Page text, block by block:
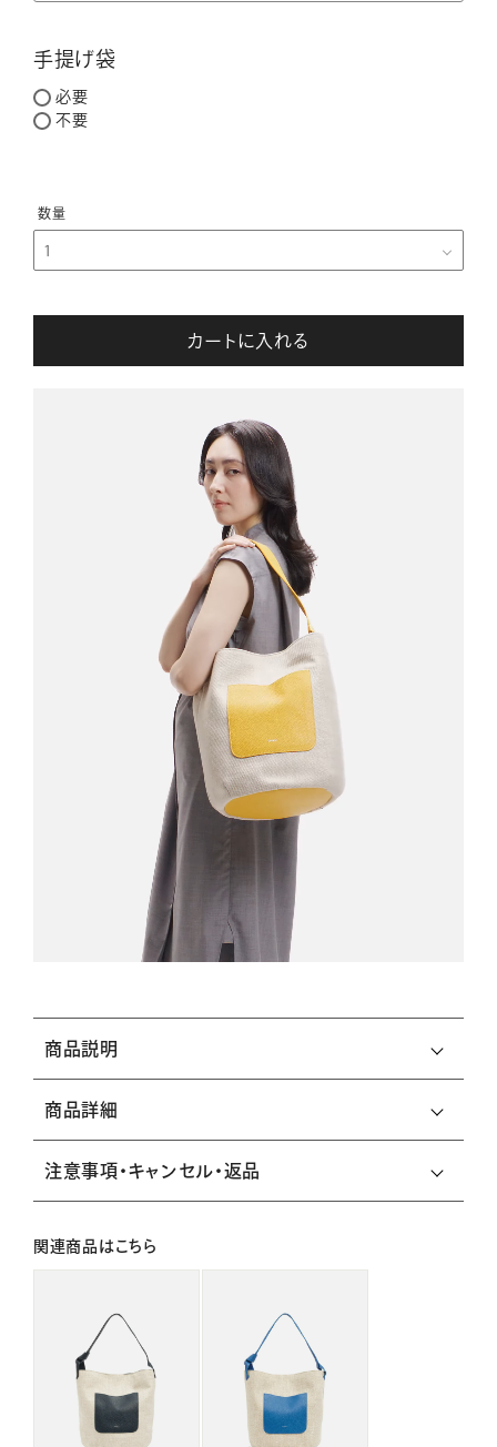
手提げ袋
必要
不要
カートに入れる
商品説明
商品詳細
注意事項・キャンセル・返品
関連商品はこちら